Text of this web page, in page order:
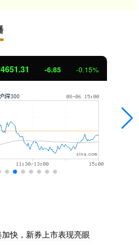
1122.88 3.42 0.30%
快，新券上市表现亮眼